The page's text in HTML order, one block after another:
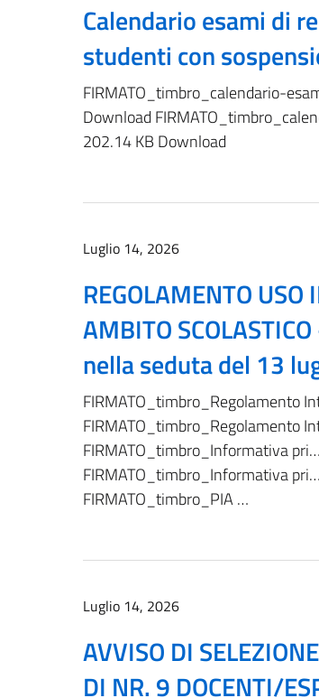
Calendario esami di
studenti con
FIRMATO_timbro_calendario-
Download
202.14 KB Download
Luglio 14, 2026
REGOLAMENTO
AMBITO
nella seduta del 13
FIRMATO_timbro_Regolamento
FIRMATO_timbro_Regolamento
FIRMATO_timbro_Informativa
FIRMATO_timbro_Informativa
FIRMATO_timbro_PIA …
Luglio 14, 2026
AVVISO DI
DI NR. 9 DOCENTI/